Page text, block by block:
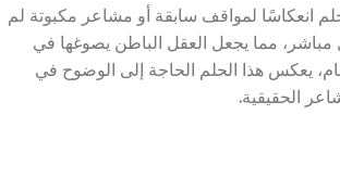
انعكاسًا لمواقف سابقة أو مشاعر مكبوتة لم
مباشر، مما يجعل العقل الباطن يصوغها في
يعكس هذا الحلم الحاجة إلى الوضوح في
الحقيقية.